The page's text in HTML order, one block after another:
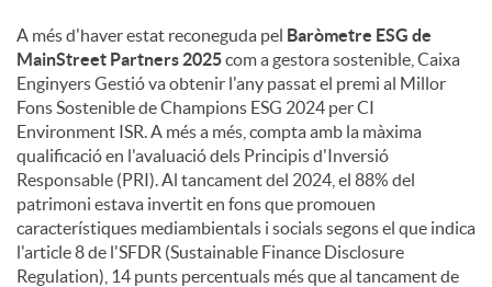
A més d'haver estat reconeguda pel Baròmetre ESG de
MainStreet Partners 2025com a gestora sostenible, Caixa
Enginyers Gestió va obtenir l'any passat el premi al Millor
Fons Sostenible de Champions ESG 2024 per CI
Environment ISR. A més a més, compta amb la màxima
qualificació en l'avaluació dels Principis d'Inversió
Responsable (PRI). Al tancament del 2024, el 88% del
patrimoni estava invertit en fons que promouen
característiques mediambientals i socials segons el que indica
l'article 8 de l'SFDR (Sustainable Finance Disclosure
Regulation), 14 punts percentuals més que al tancament de